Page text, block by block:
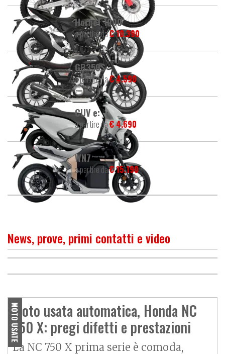
Hornet 1000
a partire da€ 10.390
GB350S
a partire da€ 4.590
CUV e:
a partire da€ 4.690
WN7
a partire da€ 15.190
News, prove, primi contatti e video
PROVAHonda NC 750 X, facile in
città, comoda sempre
OHonda NC750X 2025, adesso
ha freni "da grande"
MOTO USATE
Moto usata automatica, Honda NC
750 X: pregi difetti e prestazioni
La NC 750 X prima serie è comoda,